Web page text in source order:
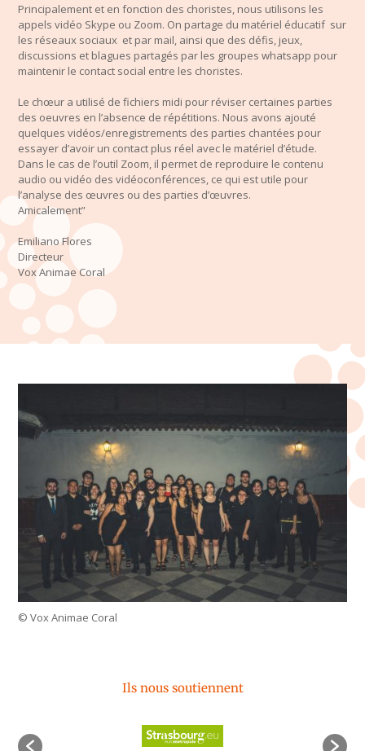
Principalement et en fonction des choristes, nous utilisons les
appels vidéo Skype ou Zoom. On partage du matériel éducatif sur
les réseaux sociaux et par mail, ainsi que des défis, jeux,
discussions et blagues partagés par les groupes whatsapp pour
maintenir le contact social entre les choristes.
Le chœur a utilisé de fichiers midi pour réviser certaines parties
des oeuvres en l’absence de répétitions. Nous avons ajouté
quelques vidéos/enregistrements des parties chantées pour
essayer d’avoir un contact plus réel avec le matériel d’étude.
Dans le cas de l’outil Zoom, il permet de reproduire le contenu
audio ou vidéo des vidéoconférences, ce qui est utile pour
l’analyse des œuvres ou des parties d’œuvres.
Amicalement”
Emiliano Flores
Directeur
Vox Animae Coral
© Vox Animae Coral
Ils nous soutiennent